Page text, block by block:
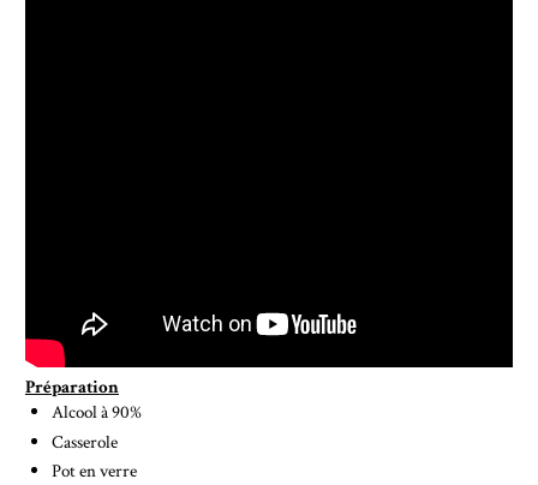
Préparation
Alcool à 90%
Casserole
Pot en verre